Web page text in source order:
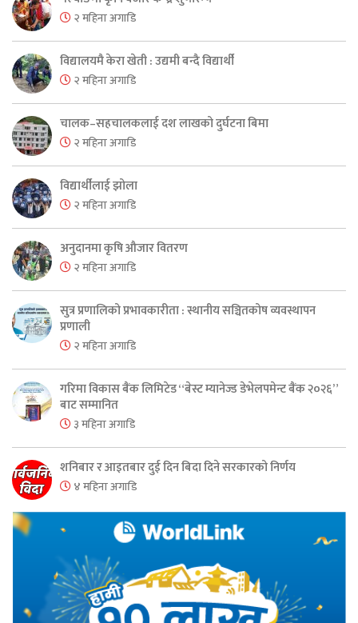
२ महिना अगाडि
विद्यालयमै केरा खेती : उद्यमी बन्दै विद्यार्थी
२ महिना अगाडि
चालक–सहचालकलाई दश लाखको दुर्घटना बिमा
२ महिना अगाडि
विद्यार्थीलाई झोला
२ महिना अगाडि
अनुदानमा कृषि औजार वितरण
२ महिना अगाडि
सुत्र प्रणालिको प्रभावकारीता : स्थानीय सञ्चितकोष व्यवस्थापन
प्रणाली
२ महिना अगाडि
गरिमा विकास बैंक लिमिटेड “बेस्ट म्यानेज्ड डेभेलपमेन्ट बैंक २०२६”
बाट सम्मानित
३ महिना अगाडि
शनिबार र आइतबार दुई दिन बिदा दिने सरकारको निर्णय
४ महिना अगाडि